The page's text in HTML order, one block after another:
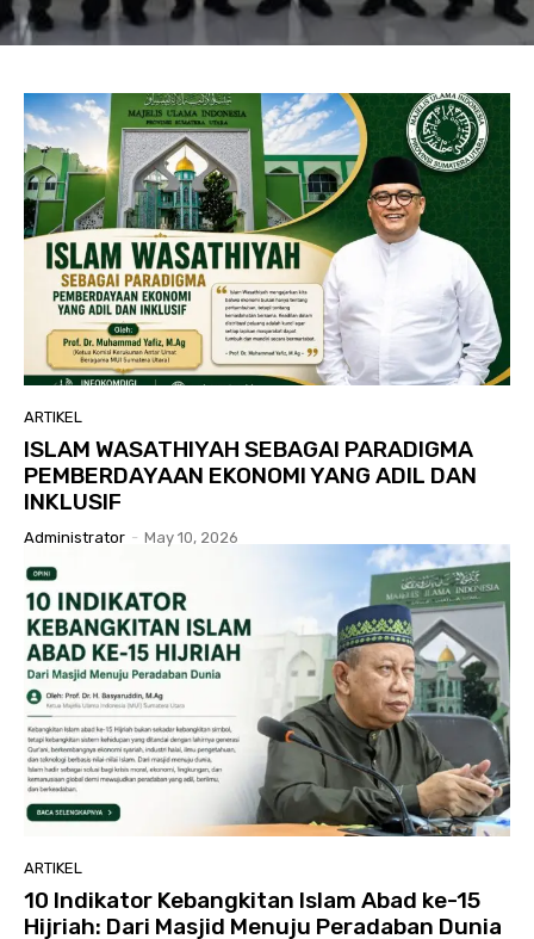
ARTIKEL
ISLAM WASATHIYAH SEBAGAI PARADIGMA
PEMBERDAYAAN EKONOMI YANG ADIL DAN
INKLUSIF
Administrator - May 10, 2026
ARTIKEL
10 Indikator Kebangkitan Islam Abad ke-15
Hijriah: Dari Masjid Menuju Peradaban Dunia